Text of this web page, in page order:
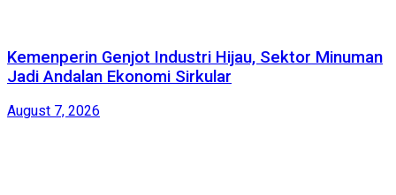
Kemenperin Genjot Industri Hijau, Sektor Minuman
Jadi Andalan Ekonomi Sirkular
August 7, 2026